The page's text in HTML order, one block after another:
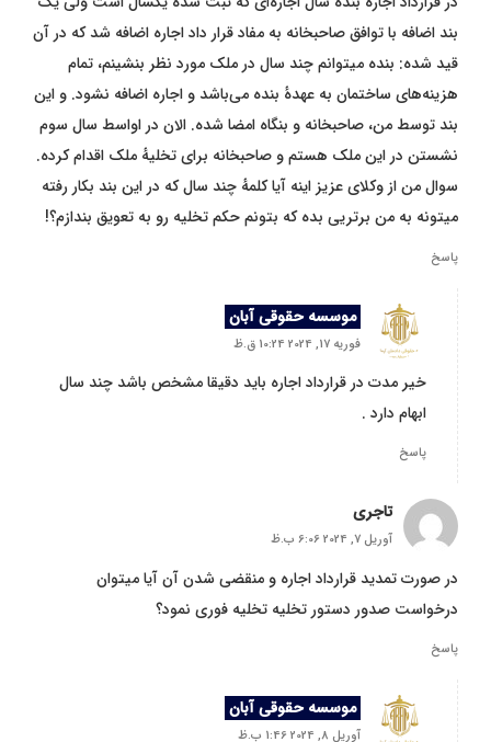
بند اضافه با توافق صاحبخانه به مفاد قرار داد اجاره اضافه شد که در آن
قید شده: بنده میتوانم چند سال در ملک مورد نظر بنشینم، تمام
هزینه‌های ساختمان به عهدهٔ بنده می‌باشد و اجاره اضافه نشود. و این
بند توسط من، صاحبخانه و بنگاه امضا شده. الان در اواسط سال سوم
نشستن در این ملک هستم و صاحبخانه برای تخلیهٔ ملک اقدام کرده.
سوال من از وکلای عزیز اینه آیا کلمهٔ چند سال که در این بند بکار رفته
میتونه به من برتریی بده که بتونم حکم تخلیه رو به تعویق بندازم؟!
پاسخ
موسسه حقوقی آبان
فوریه 17, 2024 10:24 ق.ظ
خیر مدت در قرارداد اجاره باید دقیقا مشخص باشد چند سال
ابهام دارد .
پاسخ
تاجری
آوریل 7, 2024 6:06 ب.ظ
در صورت تمدید قرارداد اجاره و منقضی شدن آن آیا میتوان
درخواست صدور دستور تخلیه تخلیه فوری نمود؟
پاسخ
موسسه حقوقی آبان
آوریل 8, 2024 1:46 ب.ظ